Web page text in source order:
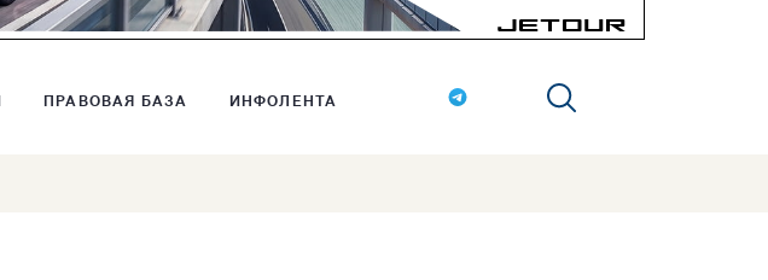
ПРАВОВАЯ БАЗА ИНФОЛЕНТА